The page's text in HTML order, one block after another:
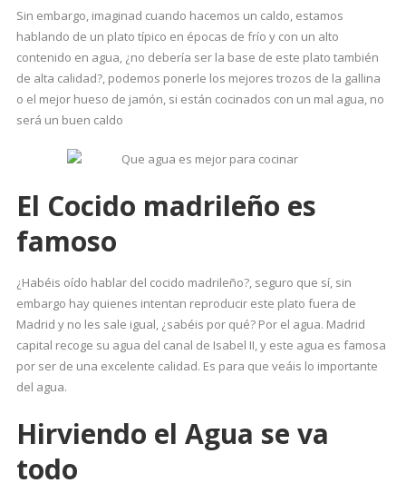
Sin embargo, imaginad cuando hacemos un caldo, estamos
hablando de un plato típico en épocas de frío y con un alto
contenido en agua, ¿no debería ser la base de este plato también
de alta calidad?, podemos ponerle los mejores trozos de la gallina
o el mejor hueso de jamón, si están cocinados con un mal agua, no
será un buen caldo
El Cocido madrileño es
famoso
¿Habéis oído hablar del cocido madrileño?, seguro que sí, sin
embargo hay quienes intentan reproducir este plato fuera de
Madrid y no les sale igual, ¿sabéis por qué? Por el agua. Madrid
capital recoge su agua del canal de Isabel II, y este agua es famosa
por ser de una excelente calidad. Es para que veáis lo importante
del agua.
Hirviendo el Agua se va
todo